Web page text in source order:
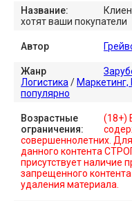
Название:
хотят ваши покупатели
Автор
Жанр
Логистика / Маркетинг,
популярно
Возрастные
ограничения:
(18+)
совершеннолетних.
данного контента
присутствует наличие
запрещенного
удаления материала.